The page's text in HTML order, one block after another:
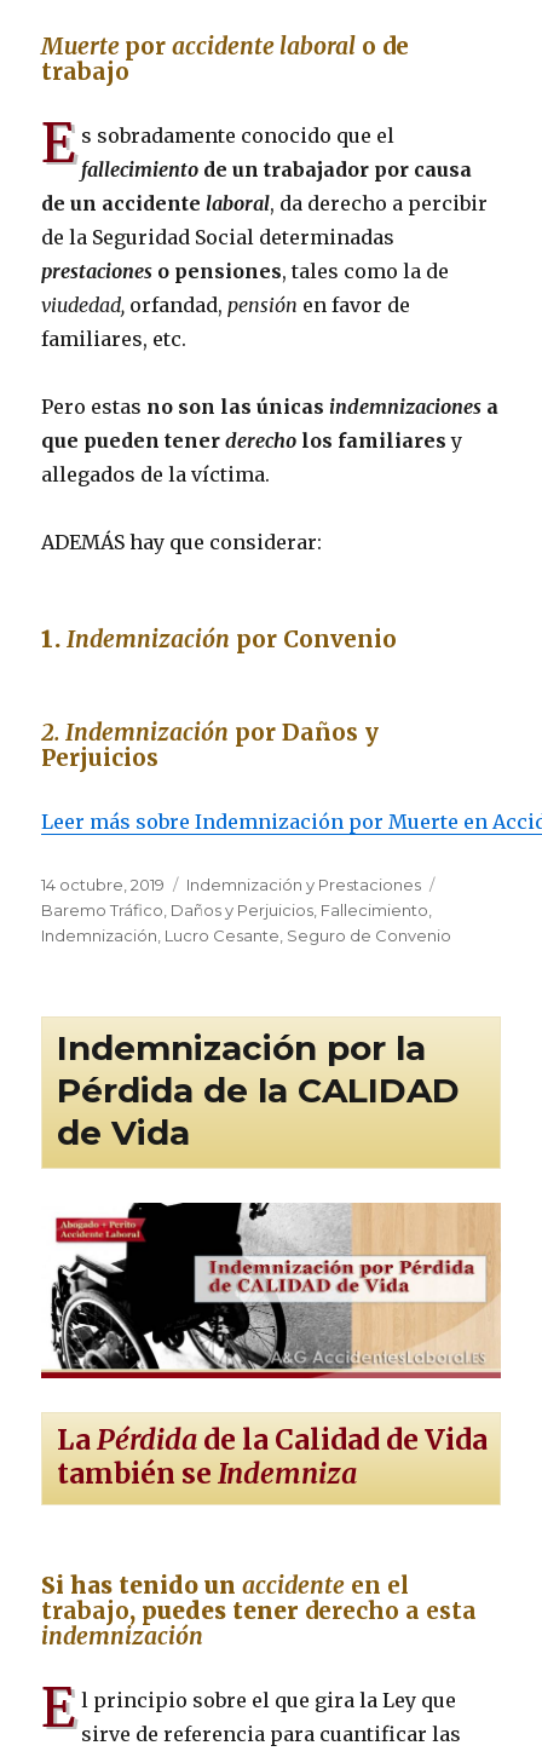
Muerte poraccidente laboral o de
trabajo
E s sobradamente conocido que el
fallecimientode un trabajador por causa
de un accidentelaboral, da derecho a percibir
de la Seguridad Social determinadas
prestaciones o pensiones, tales como la de
viudedad, orfandad, pensión en favor de
familiares, etc.
Pero estas no son las únicas indemnizaciones a
que pueden tenerderecho los familiares y
allegados de la víctima.
ADEMÁS hay que considerar:
1. Indemnización por Convenio
2. Indemnización por Daños y
Perjuicios
Leer más sobre Indemnización por Muerte en
Publicado
el
14 octubre, 2019 Categorías
Indemnización y Prestaciones
Baremo Tráfico Daños y Perjuicios Fallecimiento
Indemnización Lucro Cesante Seguro de Convenio
Indemnización por la
Pérdida de la CALIDAD
de Vida
LaPérdida de la Calidad de Vida
también seIndemniza
Si has tenido unaccidente en el
trabajo, puedes tener derecho a esta
indemnización
E l principio sobre el que gira la Ley que
sirve de referencia para cuantificar las